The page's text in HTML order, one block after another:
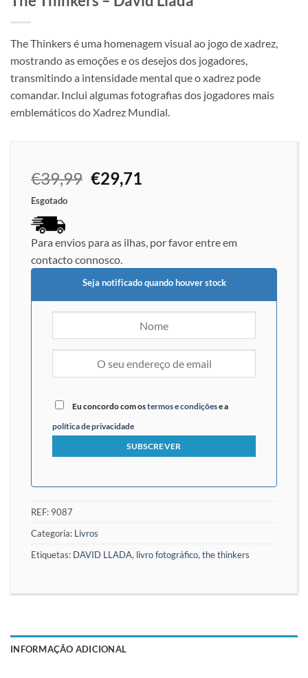
The Thinkers é uma homenagem visual ao jogo de xadrez,
mostrando as emoções e os desejos dos jogadores,
transmitindo a intensidade mental que o xadrez pode
comandar. Inclui algumas fotografias dos jogadores mais
emblemáticos do Xadrez Mundial.
€39,99 O
preço
€39,99.
€29,71
€29,71.
Esgotado
Para envios para as ilhas, por favor entre em
contacto connosco.
Seja notificado quando houver stock
Eu concordo com ostermos e condiçõese a
política de privacidade
REF: 9087
Categoria: Livros
Etiquetas: DAVID LLADA, livro fotográfico, the thinkers
INFORMAÇÃO ADICIONAL